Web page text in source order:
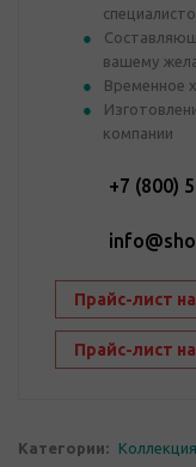
вашему
Временное
компании
+7 (800)
Прайс-лист
Прайс-лист
Категории: